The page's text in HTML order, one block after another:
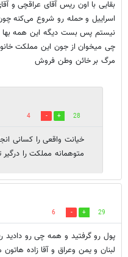
بقایی با اون ریس آقای عراقچی و
اسراییل و حمله رو شروع می‌کنه
نیستم پس بست دیگه این همه بها
چی میخوان از جون این مملکت
مرگ بر خائن وطن فروش
28
4
خیانت واقعی را کسانی
متوهمانه مملکت را
29
6
لبنان و یمن وعراق و آقا زاده